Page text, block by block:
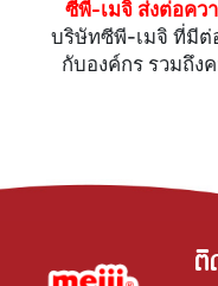
ซีพี-เมจิ ส่งต่อคว
บริษัทซีพี-เมจิ ที่มีต่
กับองค์กร รวมถึง
ติ